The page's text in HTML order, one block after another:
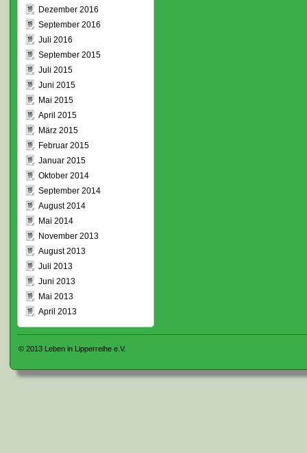
Dezember 2016
September 2016
Juli 2016
September 2015
Juli 2015
Juni 2015
Mai 2015
April 2015
März 2015
Februar 2015
Januar 2015
Oktober 2014
September 2014
August 2014
Mai 2014
November 2013
August 2013
Juli 2013
Juni 2013
Mai 2013
April 2013
© 2013 Leben in Lipperreihe e.V.